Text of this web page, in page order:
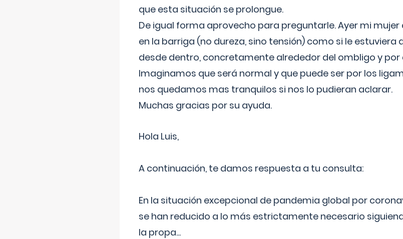
que esta situación se prolongue.
De igual forma aprovecho para preguntarle. Ayer mi
en la barriga (no dureza, sino tensión) como si le
desde dentro, concretamente alrededor del ombligo y
Imaginamos que será normal y que puede ser por los
nos quedamos mas tranquilos si nos lo pudieran aclarar.
Muchas gracias por su ayuda.
Hola Luis,
A continuación, te damos respuesta a tu consulta:
En la situación excepcional de pandemia global por
se han reducido a lo más estrictamente necesario
la propa...